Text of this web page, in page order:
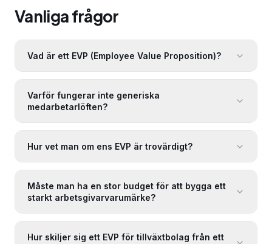
Vanliga frågor
Vad är ett EVP (Employee Value Proposition)?
Varför fungerar inte generiska
medarbetarlöften?
Hur vet man om ens EVP är trovärdigt?
Måste man ha en stor budget för att bygga ett
starkt arbetsgivarvarumärke?
Hur skiljer sig ett EVP för tillväxtbolag från ett